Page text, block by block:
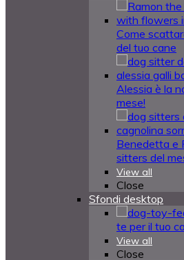
Come
del tuo cane
Alessia è la
mese!
Benedetta e
sitters del
View all
Close
Sfondi desktop
te per il tuo
View all
Close